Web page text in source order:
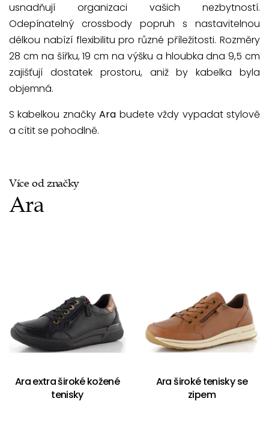
usnadňují organizaci vašich nezbytností.
Odepínatelný crossbody popruh s nastavitelnou
délkou nabízí flexibilitu pro různé příležitosti. Rozměry
28 cm na šířku, 19 cm na výšku a hloubka dna 9,5 cm
zajišťují dostatek prostoru, aniž by kabelka byla
objemná.
S kabelkou značkyAra budete vždy vypadat stylově
a cítit se pohodlně.
Více od značky
Ara
Ara extra široké kožené
tenisky
Ara široké tenisky se
zipem